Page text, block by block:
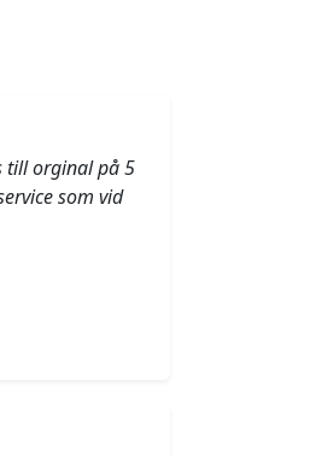
till orginal på 5
som vid